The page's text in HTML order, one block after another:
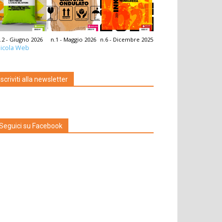
- Giugno 2026 n.1 - Maggio 2026 n.6 - Dicembre 2025
Web
alla newsletter
su Facebook